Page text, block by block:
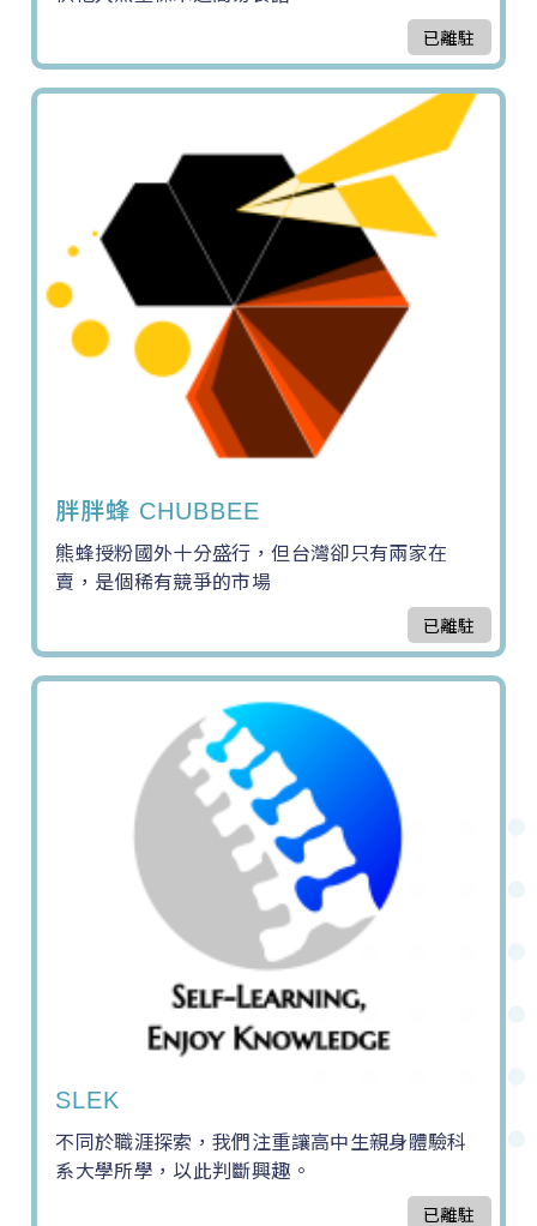
已離駐
胖胖蜂 CHUBBEE
熊蜂授粉國外十分盛行，但台灣卻只有兩家在
賣，是個稀有競爭的市場
已離駐
SLEK
不同於職涯探索，我們注重讓高中生親身體驗科
系大學所學，以此判斷興趣。
已離駐